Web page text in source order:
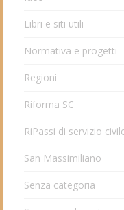
Libri e siti utili
Normativa e progetti
Regioni
Riforma SC
RiPassi di servizio
San Massimiliano
Senza categoria